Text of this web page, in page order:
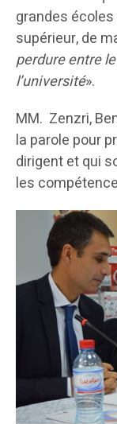
grandes
supérieur, de
perdure entre
l’université».
MM. Zenzri,
la parole pour
dirigent et qui
les